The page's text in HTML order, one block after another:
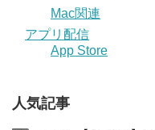
Mac関連
アプリ配信
App Store
人気記事